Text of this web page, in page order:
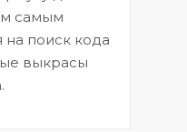
самым
поиск кода
выкрасы